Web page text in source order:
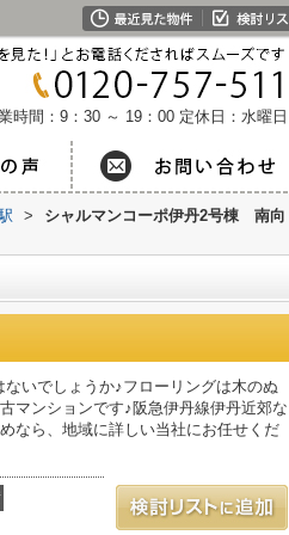
時間：9：30 ～ 19：00 定休日：水曜日
> シャルマンコーポ伊丹2号棟 南向
いでしょうか♪フローリングは木のぬ
マンションです♪阪急伊丹線伊丹近郊な
なら、地域に詳しい当社にお任せくだ